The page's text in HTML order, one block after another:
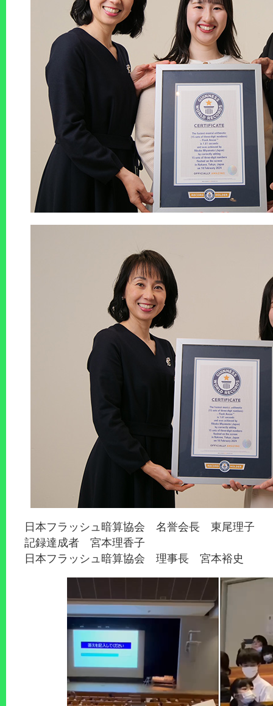
日本フラッシュ暗算協会 名誉会長 東尾理子
記録達成者 宮本理香子
日本フラッシュ暗算協会 理事長 宮本裕史